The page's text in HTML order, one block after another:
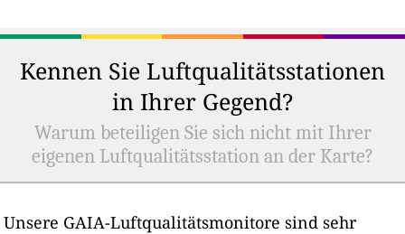
Kennen Sie Luftqualitätsstationen
in Ihrer Gegend?
Warum beteiligen Sie sich nicht mit Ihrer
eigenen Luftqualitätsstation an der Karte?
Unsere GAIA-Luftqualitätsmonitore sind sehr